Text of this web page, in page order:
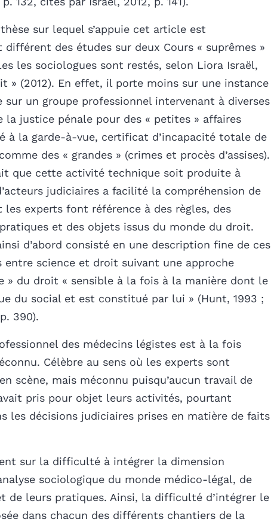
sur lequel s’appuie cet article est
différent des études sur deux Cours « suprêmes »
les sociologues sont restés, selon Liora Israël,
» (2012). En effet, il porte moins sur une instance
sur un groupe professionnel intervenant à diverses
la justice pénale pour des « petites » affaires
à la garde-à-vue, certificat d’incapacité totale de
des « grandes » (crimes et procès d’assises).
que cette activité technique soit produite à
judiciaires a facilité la compréhension de
les experts font référence à des règles, des
et des objets issus du monde du droit.
d’abord consisté en une description fine de ces
entre science et droit suivant une approche
» du droit « sensible à la fois à la manière dont le
du social et est constitué par lui » (Hunt, 1993 ;
390).
des médecins légistes est à la fois
Célèbre au sens où les experts sont
scène, mais méconnu puisqu’aucun travail de
pris pour objet leurs activités, pourtant
les décisions judiciaires prises en matière de faits
sur la difficulté à intégrer la dimension
sociologique du monde médico-légal, de
de leurs pratiques. Ainsi, la difficulté d’intégrer le
dans chacun des différents chantiers de la